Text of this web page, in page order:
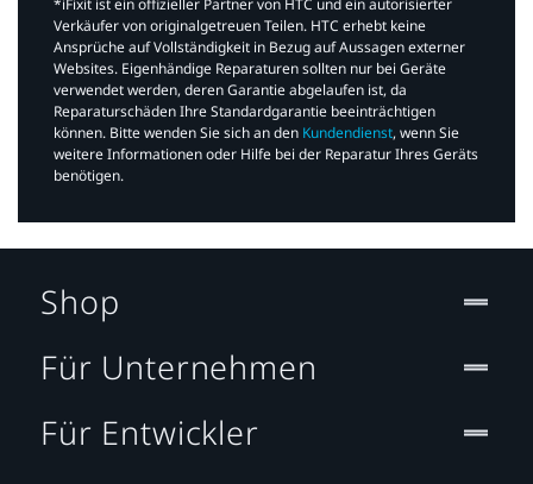
*iFixit ist ein offizieller Partner von HTC und ein autorisierter
Verkäufer von originalgetreuen Teilen. HTC erhebt keine
Ansprüche auf Vollständigkeit in Bezug auf Aussagen externer
Websites. Eigenhändige Reparaturen sollten nur bei Geräte
verwendet werden, deren Garantie abgelaufen ist, da
Reparaturschäden Ihre Standardgarantie beeinträchtigen
können. Bitte wenden Sie sich an den Kundendienst, wenn Sie
weitere Informationen oder Hilfe bei der Reparatur Ihres Geräts
benötigen.​
Shop
Für Unternehmen
Für Entwickler